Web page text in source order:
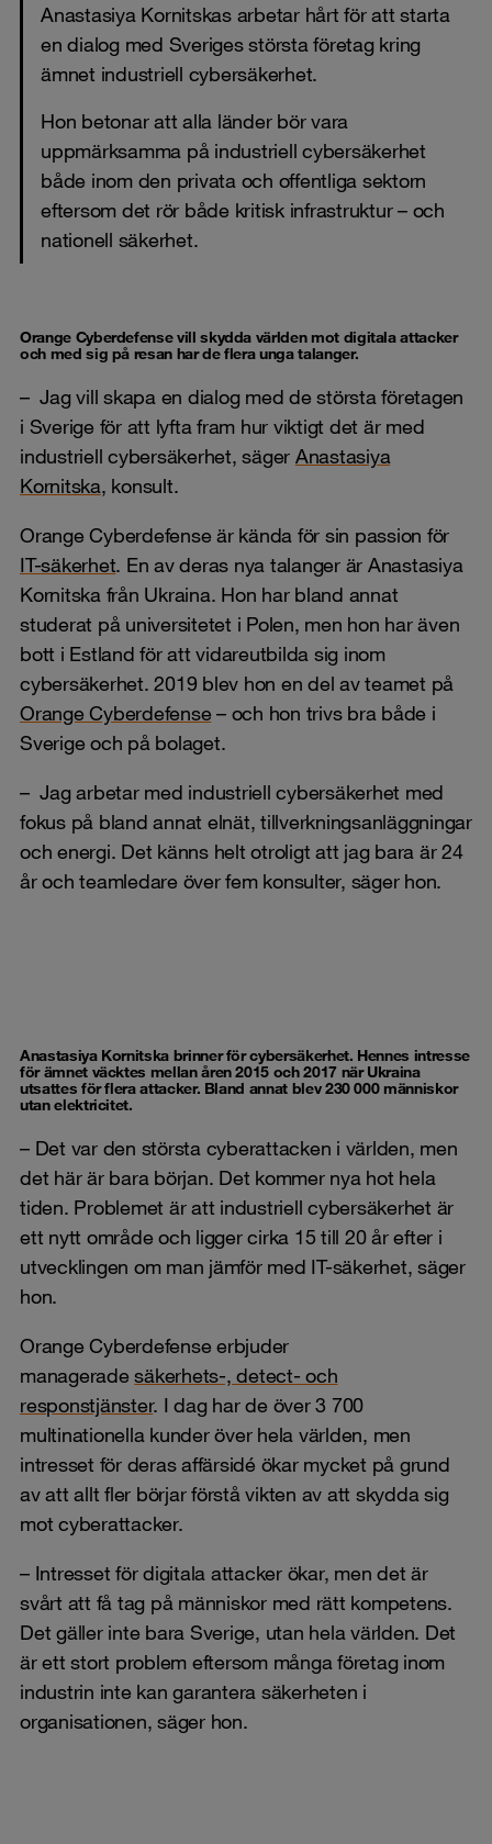
Anastasiya Kornitskas arbetar hårt för att starta
en dialog med Sveriges största företag kring
ämnet industriell cybersäkerhet.
Hon betonar att alla länder bör vara
uppmärksamma på industriell cybersäkerhet
både inom den privata och offentliga sektorn
eftersom det rör både kritisk infrastruktur – och
nationell säkerhet.
Orange Cyberdefense vill skydda världen mot digitala attacker
och med sig på resan har de flera unga talanger.
– Jag vill skapa en dialog med de största företagen
i Sverige för att lyfta fram hur viktigt det är med
industriell cybersäkerhet, säger Anastasiya
Kornitska, konsult.
Orange Cyberdefense är kända för sin passion för
IT-säkerhet. En av deras nya talanger är Anastasiya
Kornitska från Ukraina. Hon har bland annat
studerat på universitetet i Polen, men hon har även
bott i Estland för att vidareutbilda sig inom
cybersäkerhet. 2019 blev hon en del av teamet på
Orange Cyberdefense– och hon trivs bra både i
Sverige och på bolaget.
– Jag arbetar med industriell cybersäkerhet med
fokus på bland annat elnät, tillverkningsanläggningar
och energi. ­Det känns helt otroligt att jag bara är 24
år och teamledare över fem konsulter, säger hon.
Anastasiya Kornitska brinner för cybersäkerhet. Hennes intresse
för ämnet väcktes mellan åren 2015 och 2017 när Ukraina
utsattes för flera attacker. Bland annat blev 230 000 människor
utan elektricitet.
– Det var den största cyberattacken i världen, men
det här är bara början. Det kommer nya hot hela
tiden. Problemet är att industriell cybersäkerhet är
ett nytt område och ligger cirka 15 till 20 år efter i
utvecklingen om man jämför med IT-säkerhet, säger
hon.
Orange Cyberdefense erbjuder
manageradesäkerhets-, detect- och
responstjänster. I dag har de över 3 700
multinationella kunder över hela världen, men
intresset för deras affärsidé ökar mycket på grund
av att allt fler börjar förstå vikten av att skydda sig
mot cyberattacker.
– Intresset för digitala attacker ökar, men det är
svårt att få tag på människor med rätt kompetens.
Det gäller inte bara Sverige, utan hela världen. Det
är ett stort problem eftersom många företag inom
industrin inte kan garantera säkerheten i
organisationen, säger hon.